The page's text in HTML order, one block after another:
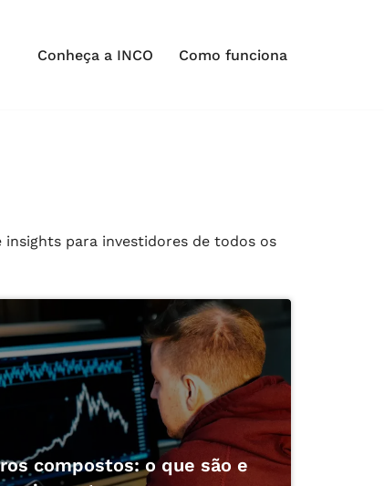
Conheça a INCO Como funciona
para investidores de todos os
compostos: o que são e